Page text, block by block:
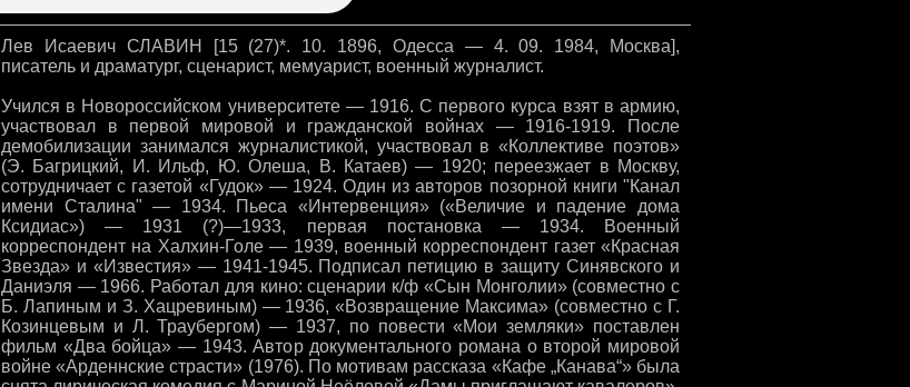
Лев Исаевич СЛАВИН [15 (27)*. 10. 1896, Одесса — 4. 09. 1984, Москва],
писатель и драматург, сценарист, мемуарист, военный журналист.
Учился в Новороссийском университете — 1916. С первого курса взят в армию,
участвовал в первой мировой и гражданской войнах — 1916-1919. После
демобилизации занимался журналистикой, участвовал в «Коллективе поэтов»
(Э. Багрицкий, И. Ильф, Ю. Олеша, В. Катаев) — 1920; переезжает в Москву,
сотрудничает с газетой «Гудок» — 1924. Один из авторов позорной книги "Канал
имени Сталина" — 1934. Пьеса «Интервенция» («Величие и падение дома
Ксидиас») — 1931 (?)—1933, первая постановка — 1934. Военный
корреспондент на Халхин-Голе — 1939, военный корреспондент газет «Красная
Звезда» и «Известия» — 1941-1945. Подписал петицию в защиту Синявского и
Даниэля — 1966. Работал для кино: сценарии к/ф «Сын Монголии» (совместно с
Б. Лапиным и З. Хацревиным) — 1936, «Возвращение Максима» (совместно с Г.
Козинцевым и Л. Траубергом) — 1937, по повести «Мои земляки» поставлен
фильм «Два бойца» — 1943. Автор документального романа о второй мировой
войне «Арденнские страсти» (1976). По мотивам рассказа «Кафе „Канава“» была